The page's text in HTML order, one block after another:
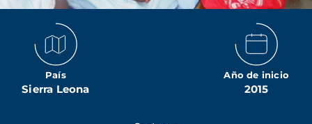
País
Sierra Leona
Año de inicio
2015